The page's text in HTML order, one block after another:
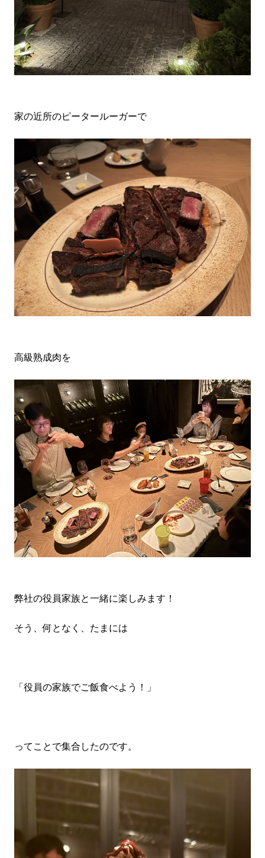
家の近所のピータールーガーで
高級熟成肉を
弊社の役員家族と一緒に楽しみます！
そう、何となく、たまには
「役員の家族でご飯食べよう！」
ってことで集合したのです。